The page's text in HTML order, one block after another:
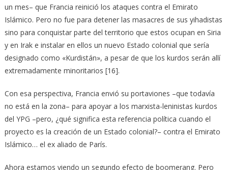
un mes– que Francia reinició los ataques contra el Emirato
Islámico. Pero no fue para detener las masacres de sus yihadistas
sino para conquistar parte del territorio que estos ocupan en Siria
y en Irak e instalar en ellos un nuevo Estado colonial que sería
designado como «Kurdistán», a pesar de que los kurdos serán allí
extremadamente minoritarios [16].
Con esa perspectiva, Francia envió su portaviones –que todavía
no está en la zona– para apoyar a los marxista-leninistas kurdos
del YPG –pero, ¿qué significa esta referencia política cuando el
proyecto es la creación de un Estado colonial?– contra el Emirato
Islámico… el ex aliado de París.
Ahora estamos viendo un segundo efecto de boomerang. Pero